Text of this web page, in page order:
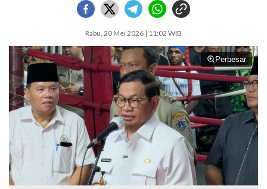
Rabu, 20 Mei 2026 | 11:02 WIB
Perbesar